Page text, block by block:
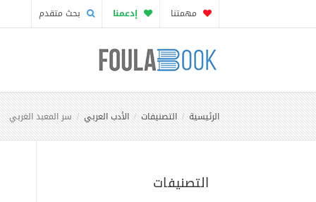
مهمتنا إدعمنا بحث متقدم
الرئيسية التصنيفات الأدب العربي سر المعبد الغربي
التصنيفات